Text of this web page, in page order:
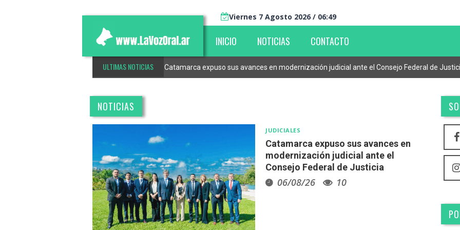
Viernes 7 Agosto 2026 / 06:49
INICIO NOTICIAS CONTACTO
ULTIMAS NOTICIAS Catamarca expuso sus avances en modernización judicial ante el Consejo Federal de
NOTICIAS
JUDICIALES
Catamarca expuso sus avances en
modernización judicial ante el
Consejo Federal de Justicia
06/08/26 10